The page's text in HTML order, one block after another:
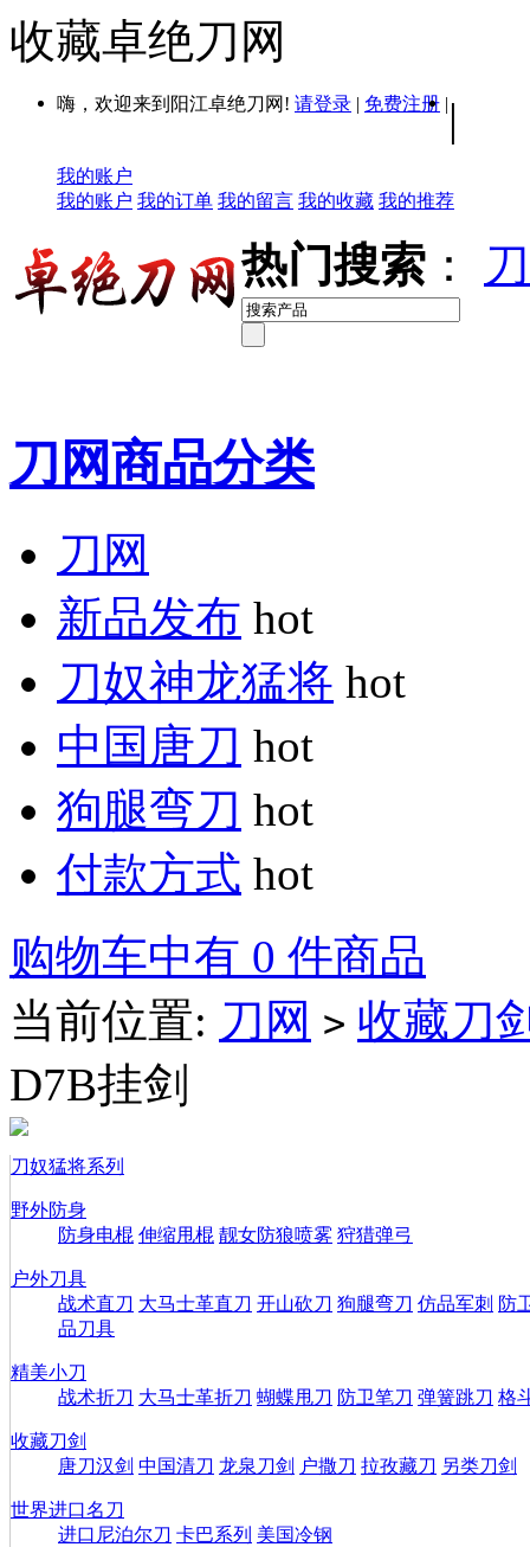
收藏卓绝刀网
嗨，欢迎来到阳江卓绝刀网! 请登录 | 免费注册 | |
我的账户
我的账户 我的订单 我的留言 我的收藏 我的推荐
热门搜索 ：
刀网商品分类
刀网
新品发布 hot
刀奴神龙猛将 hot
中国唐刀 hot
狗腿弯刀 hot
付款方式 hot
购物车中有 0 件商品
当前位置: 刀网 > 收藏刀
D7B挂剑
刀奴猛将系列
野外防身
防身电棍 伸缩甩棍 靓女防狼喷雾 狩猎弹弓
户外刀具
战术直刀 大马士革直刀 开山砍刀 狗腿弯刀 仿品军刺 防
品刀具
精美小刀
战术折刀 大马士革折刀 蝴蝶甩刀 防卫笔刀 弹簧跳刀 格
收藏刀剑
唐刀汉剑 中国清刀 龙泉刀剑 户撒刀 拉孜藏刀 另类刀剑
世界进口名刀
进口尼泊尔刀 卡巴系列 美国冷钢